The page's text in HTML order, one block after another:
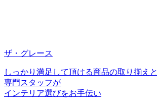
ザ・グレース
しっかり満足して頂ける商品の取り揃えと
専門スタッフが
インテリア選びをお手伝い